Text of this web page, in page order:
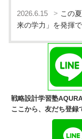
2026.6.15
この
来の学力」を発揮
戦略設計学習塾
ここから、友だち登録